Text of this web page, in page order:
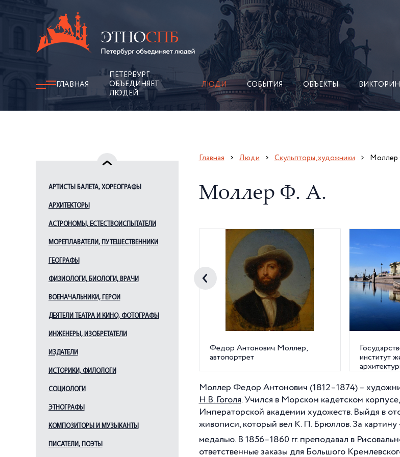
ГЛАВНАЯ
ПЕТЕРБУРГ
ОБЪЕДИНЯЕТ
ЛЮДЕЙ
ЛЮДИ СОБЫТИЯ ОБЪЕКТЫ
АРТИСТЫ БАЛЕТА, ХОРЕОГРАФЫ
АРХИТЕКТОРЫ
АСТРОНОМЫ, ЕСТЕСТВОИСПЫТАТЕЛИ
МОРЕПЛАВАТЕЛИ, ПУТЕШЕСТВЕННИКИ
ГЕОГРАФЫ
ФИЗИОЛОГИ, БИОЛОГИ, ВРАЧИ
ВОЕНАЧАЛЬНИКИ, ГЕРОИ
ДЕЯТЕЛИ ТЕАТРА И КИНО, ФОТОГРАФЫ
ИНЖЕНЕРЫ, ИЗОБРЕТАТЕЛИ
ИЗДАТЕЛИ
ИСТОРИКИ, ФИЛОЛОГИ
СОЦИОЛОГИ
ЭТНОГРАФЫ
КОМПОЗИТОРЫ И МУЗЫКАНТЫ
ПИСАТЕЛИ, ПОЭТЫ
Главная Люди Скульпторы, художники Моллер
Моллер Ф. А.
Федор Антонович Моллер,
автопортрет
институт
Моллер Федор Антонович (1812–1874) –
Н.В. Гоголя. Учился в Морском кадетском
Императорской академии художеств. Выйдя в
живописи, который вел К. П. Брюллов. За
медалью. В 1856–1860 гг. преподавал в
ответственные заказы для Большого